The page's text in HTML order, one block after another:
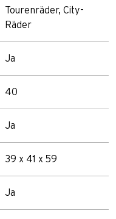
Tourenräder, City-
Räder
Ja
40
Ja
39 x 41 x 59
Ja